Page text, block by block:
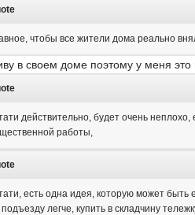
чтобы все жители дома реально
в своем доме поэтому у меня
действительно, будет очень
работы,
есть одна идея, которую может
легче, купить в складчину